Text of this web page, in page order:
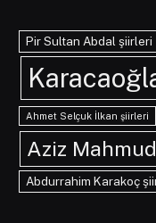
Pir Sultan Abdal şiirleri
Ahmet Selçuk İlkan şiirleri
Aziz
Abdurrahim Karakoç